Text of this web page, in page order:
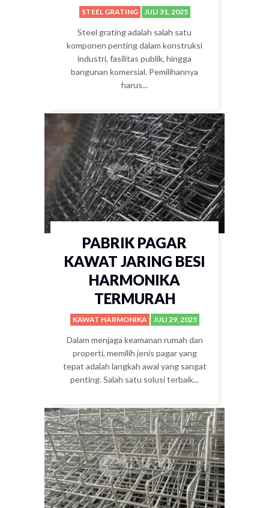
STEEL GRATING JULI 31, 2025
Steel grating adalah salah satu
komponen penting dalam konstruksi
industri, fasilitas publik, hingga
bangunan komersial. Pemilihannya
harus...
PABRIK PAGAR
KAWAT JARING BESI
HARMONIKA
TERMURAH
KAWAT HARMONIKA JULI 29, 2025
Dalam menjaga keamanan rumah dan
properti, memilih jenis pagar yang
tepat adalah langkah awal yang sangat
penting. Salah satu solusi terbaik...